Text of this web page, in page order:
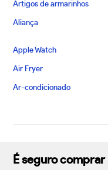
Artigos de armarinhos
Aliança
Apple Watch
Air Fryer
Ar-condicionado
É seguro